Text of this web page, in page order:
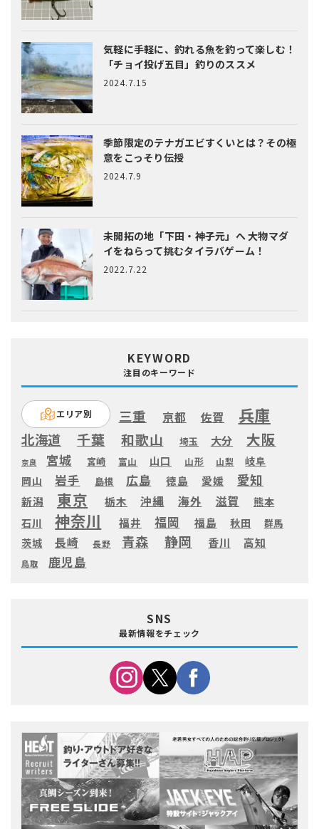
気軽に手軽に、釣れる魚を釣って楽しむ！
「チョイ投げ五目」釣りのススメ
2024.7.15
季節限定のテナガエビすくいとは？ その極
意をこっそり伝授
2024.7.9
未開拓の地「下田・神子元」へ大物マダ
イをねらって挑むタイラバゲーム！
2022.7.22
KEYWORD
注目のキーワード
エリア別 三重 京都 佐賀 兵庫
北海道 千葉 和歌山 埼玉 大分 大阪
奈良 宮城 宮崎 富山 山口 山形 山梨
岐阜
岡山
岩手 島根 広島 徳島 愛媛 愛知
新潟 東京 栃木 沖縄 海外 滋賀
熊本
石川
神奈川 福井 福岡 福島 秋田 群馬
茨城 長崎 長野 青森 静岡 香川 高知
鳥取 鹿児島
SNS
最新情報をチェック